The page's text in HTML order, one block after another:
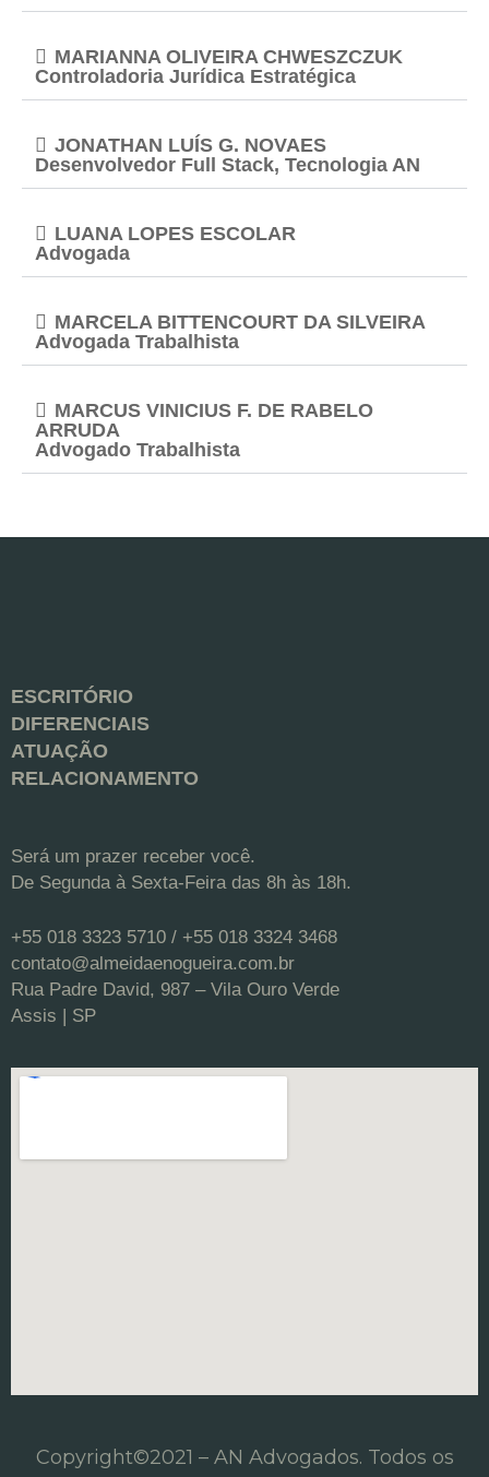
MARIANNA OLIVEIRA CHWESZCZUK
Controladoria Jurídica Estratégica
JONATHAN LUÍS G. NOVAES
Desenvolvedor Full Stack, Tecnologia AN
LUANA LOPES ESCOLAR
Advogada
MARCELA BITTENCOURT DA SILVEIRA
Advogada Trabalhista
MARCUS VINICIUS F. DE RABELO
ARRUDA
Advogado Trabalhista
ESCRITÓRIO
DIFERENCIAIS
ATUAÇÃO
RELACIONAMENTO
Será um prazer receber você.
De Segunda à Sexta-Feira das 8h às 18h.
+55 018 3323 5710 / +55 018 3324 3468
contato@almeidaenogueira.com.br
Rua Padre David, 987 – Vila Ouro Verde
Assis | SP
Copyright©2021 – AN Advogados. Todos os